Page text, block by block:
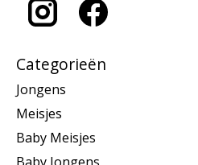
Categorieën
Jongens
Meisjes
Baby Meisjes